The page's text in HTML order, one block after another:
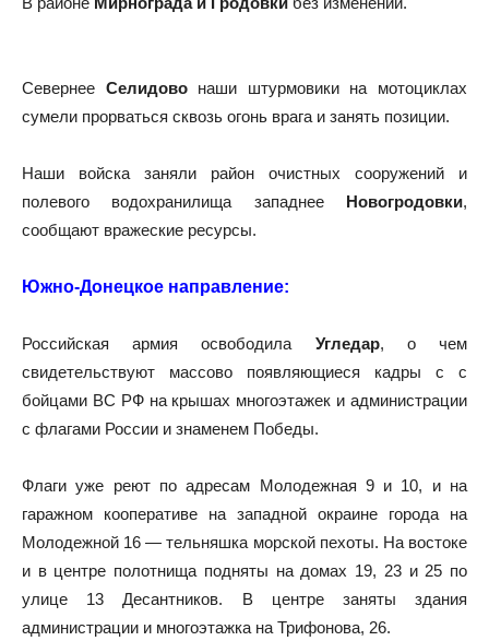
Севернее Селидово наши штурмовики на мотоциклах
сумели прорваться сквозь огонь врага и занять позиции.
Наши войска заняли район очистных сооружений и
полевого водохранилища западнее Новогродовки,
сообщают вражеские ресурсы.
Южно-Донецкое направление:
Российская армия освободила Угледар, о чем
свидетельствуют массово появляющиеся кадры с с
бойцами ВС РФ на крышах многоэтажек и администрации
с флагами России и знаменем Победы.
Флаги уже реют по адресам Молодежная 9 и 10, и на
гаражном кооперативе на западной окраине города на
Молодежной 16 — тельняшка морской пехоты. На востоке
и в центре полотнища подняты на домах 19, 23 и 25 по
улице 13 Десантников. В центре заняты здания
администрации и многоэтажка на Трифонова, 26.